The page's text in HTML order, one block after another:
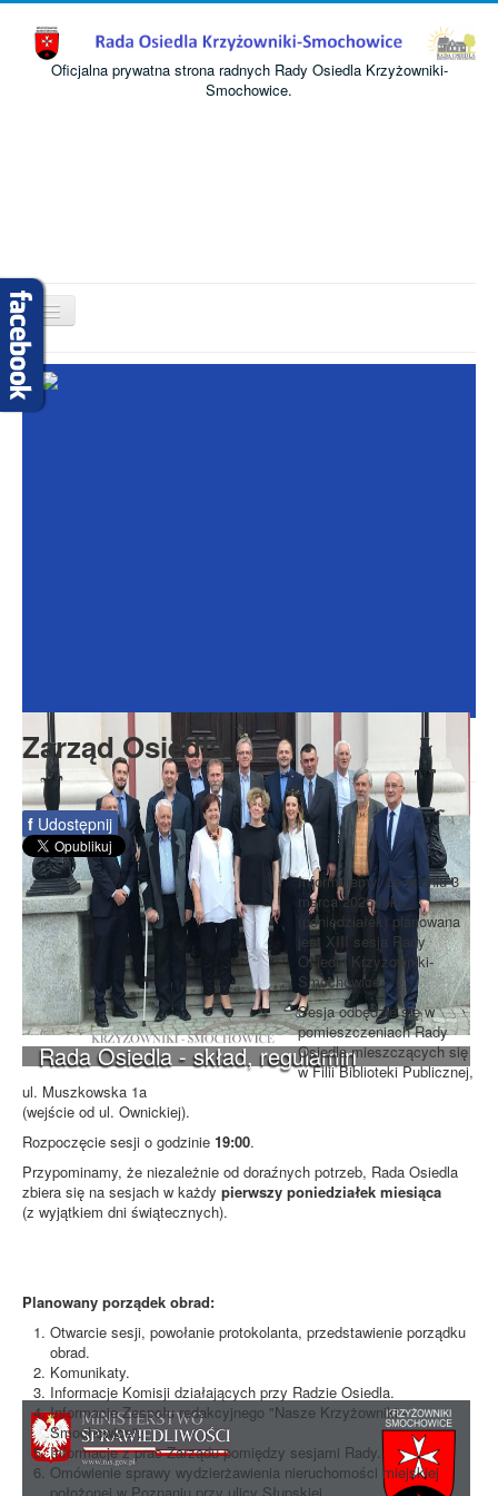
Oficjalna prywatna strona radnych Rady Osiedla Krzyżowniki-
Smochowice.
Przełącz
nawigację
Start
O nas
Rada Seniorów
Rada Osiedla - skład, regulamin
Zarząd Osiedla
f Udostępnij
Informujemy, że w dniu 3
marca 2025 roku
(poniedziałek) planowana
jest XIII sesja Rady
Osiedla Krzyżowniki-
Smochowice.
Sesja odbędzie się w
pomieszczeniach Rady
Osiedla mieszczących się
w Filii Biblioteki Publicznej,
ul. Muszkowska 1a
(wejście od ul. Ownickiej).
Rozpoczęcie sesji o godzinie 19:00.
Przypominamy, że niezależnie od doraźnych potrzeb, Rada Osiedla
zbiera się na sesjach w każdy pierwszy poniedziałek miesiąca
(z wyjątkiem dni świątecznych).
Planowany porządek obrad:
Otwarcie sesji, powołanie protokolanta, przedstawienie porządku
obrad.
Komunikaty.
Informacje Komisji działających przy Radzie Osiedla.
Informacje Zespołu redakcyjnego "Nasze Krzyżowniki -
Smochowice".
Informacje z prac Zarządu pomiędzy sesjami Rady.
Omówienie sprawy wydzierżawienia nieruchomości miejskiej